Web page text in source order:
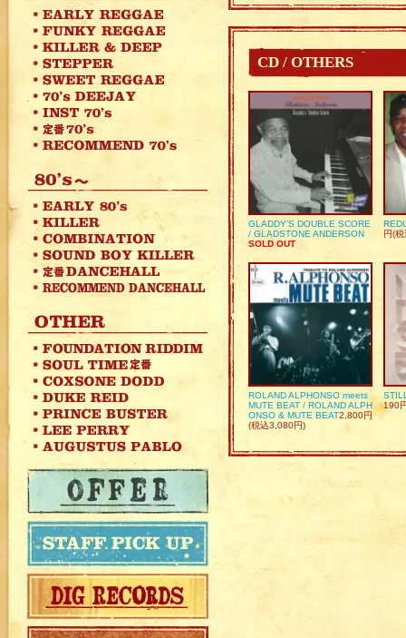
CD / OTHERS
GLADDY’S DOUBLE SCORE
/ GLADSTONE ANDERSON
SOLD OUT
円(
ROLAND ALPHONSO meets
MUTE BEAT / ROLAND ALPH
ONSO & MUTE BEAT2,800円
(税込3,080円)
190